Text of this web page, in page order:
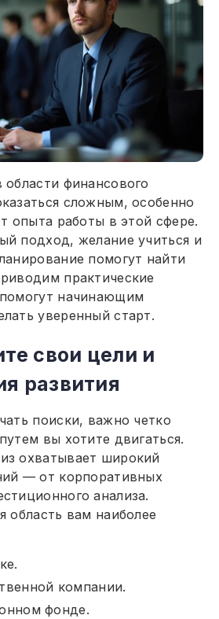
финансового
сложным, особенно
опыта работы в этой сфере.
подход, желание учиться и
помогут найти
практические
начинающим
уверенный старт.
свои цели и
развития
поиски, важно четко
вы хотите двигаться.
охватывает широкий
— от корпоративных
анализа.
область вам наиболее
компании.
фонде.